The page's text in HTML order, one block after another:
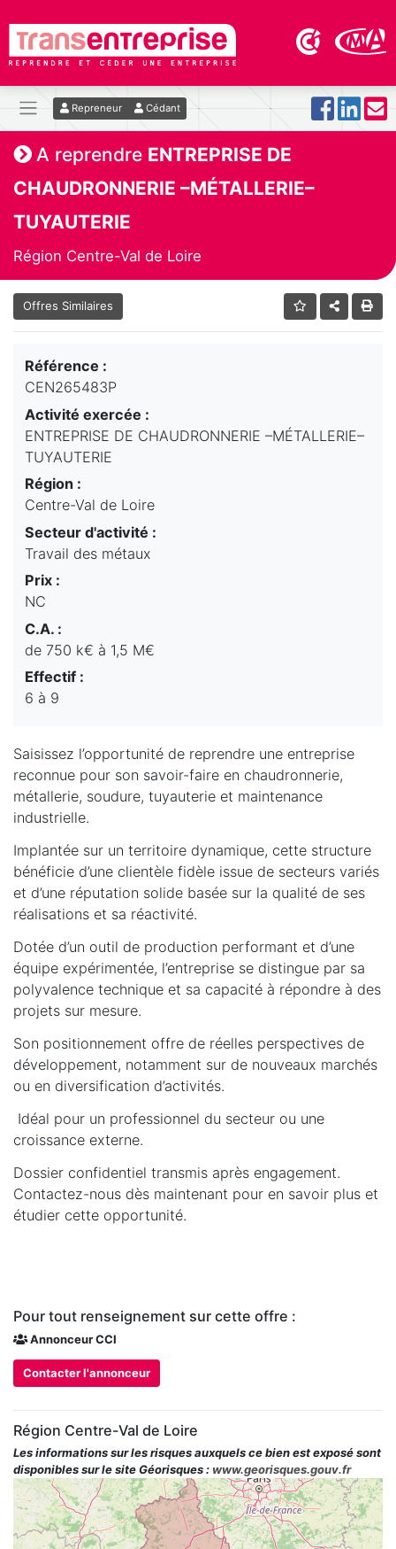
Repreneur Cédant
A reprendre ENTREPRISE DE
CHAUDRONNERIE –MÉTALLERIE–
TUYAUTERIE
Région Centre-Val de Loire
Offres Similaires
Référence :
CEN265483P
Activité exercée :
ENTREPRISE DE CHAUDRONNERIE –MÉTALLERIE–
TUYAUTERIE
Région :
Centre-Val de Loire
Secteur d'activité :
Travail des métaux
Prix :
NC
C.A. :
de 750 k€ à 1,5 M€
Effectif :
6 à 9
Saisissez l’opportunité de reprendre une entreprise
reconnue pour son savoir-faire en chaudronnerie,
métallerie, soudure, tuyauterie et maintenance
industrielle.
Implantée sur un territoire dynamique, cette structure
bénéficie d’une clientèle fidèle issue de secteurs variés
et d’une réputation solide basée sur la qualité de ses
réalisations et sa réactivité.
Dotée d’un outil de production performant et d’une
équipe expérimentée, l’entreprise se distingue par sa
polyvalence technique et sa capacité à répondre à des
projets sur mesure.
Son positionnement offre de réelles perspectives de
développement, notamment sur de nouveaux marchés
ou en diversification d’activités.
Idéal pour un professionnel du secteur ou une
croissance externe.
Dossier confidentiel transmis après engagement.
Contactez-nous dès maintenant pour en savoir plus et
étudier cette opportunité.
Pour tout renseignement sur cette offre :
Annonceur CCI
Contacter l'annonceur
Région Centre-Val de Loire
Les informations sur les risques auxquels ce bien est exposé sont
disponibles sur le site Géorisques : www.georisques.gouv.fr